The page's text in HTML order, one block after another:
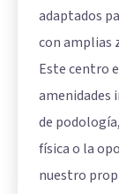
adaptados
con amplias
Este centro
amenidades
de
física o la
nuestro